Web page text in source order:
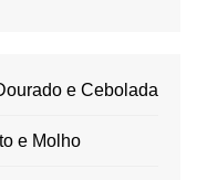
e Cebolada
e Molho